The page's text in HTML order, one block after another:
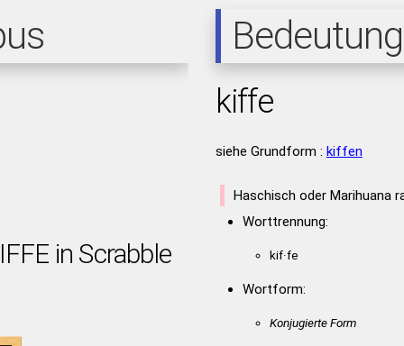
in Scrabble
Bedeutung
kiffe
siehe Grundform : kiffen
Haschisch oder Marihuana
Worttrennung:
kif·fe
Wortform:
Konjugierte Form